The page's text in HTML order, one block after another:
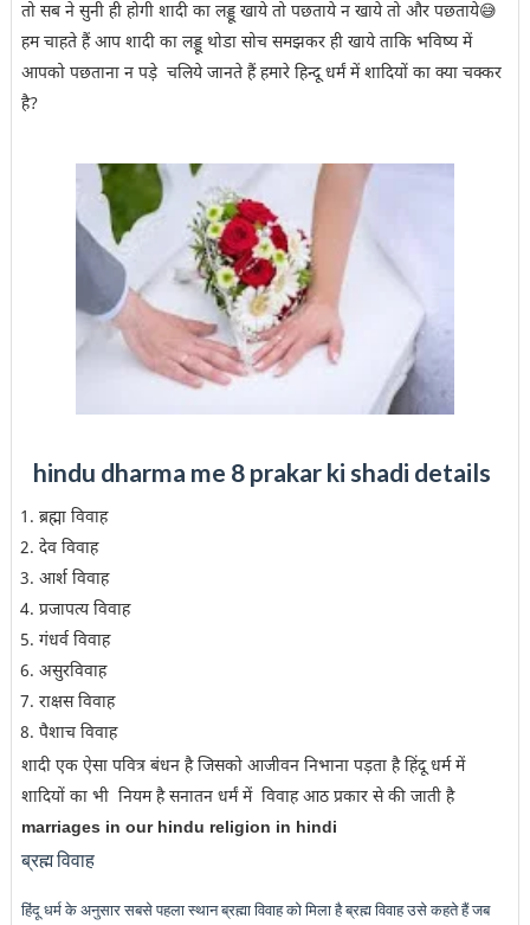
तो सब ने सुनी ही होगी शादी का लड्डू खाये तो पछताये न खाये तो और पछताये😅
हम चाहते हैं आप शादी का लड्डू थोडा सोच समझकर ही खाये ताकि भविष्य में
आपको पछताना न पड़े चलिये जानते हैं हमारे हिन्दू धर्मं में शादियों का क्या चक्कर
है?
hindu dharma me 8 prakar ki shadi details
ब्रह्मा विवाह
देव विवाह
आर्श विवाह
प्रजापत्य विवाह
गंधर्व विवाह
असुरविवाह
राक्षस विवाह
पैशाच विवाह
शादी एक ऐसा पवित्र बंधन है जिसको आजीवन निभाना पड़ता है हिंदू धर्म में
शादियों का भी नियम है सनातन धर्मं में विवाह आठ प्रकार से की जाती है
marriages in our hindu religion in hindi
ब्रह्म विवाह
हिंदू धर्म के अनुसार सबसे पहला स्थान ब्रह्मा विवाह को मिला है ब्रह्म विवाह उसे कहते हैं जब